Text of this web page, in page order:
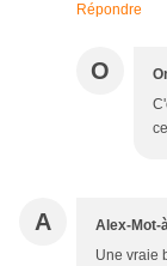
Répondre
O
A Alex-Mot-
Une vraie